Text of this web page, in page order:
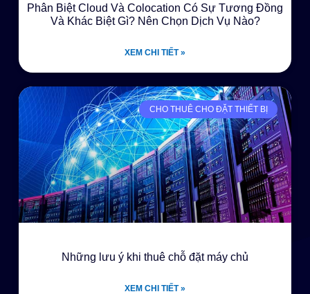
Phân Biệt Cloud Và Colocation Có Sự Tương Đồng
Và Khác Biệt Gì? Nên Chọn Dịch Vụ Nào?
XEM CHI TIẾT »
CHO THUÊ CHO ĐẶT THIẾT BỊ
Những lưu ý khi thuê chỗ đặt máy chủ
XEM CHI TIẾT »